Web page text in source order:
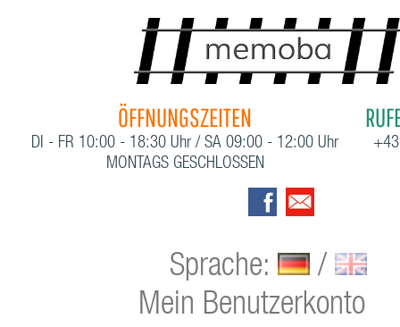
ÖFFNUNGSZEITEN
DI - FR 10:00 - 18:30 Uhr / SA 09:00 - 12:00 Uhr
MONTAGS GESCHLOSSEN
Sprache:
/
Mein Benutzerkonto